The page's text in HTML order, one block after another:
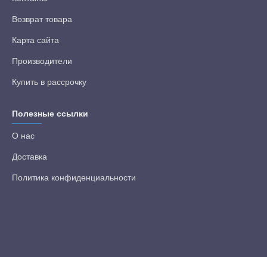
Возврат товара
Карта сайта
Производители
Купить в рассрочку
Полезные ссылки
О нас
Доставка
Политика конфиденциальности